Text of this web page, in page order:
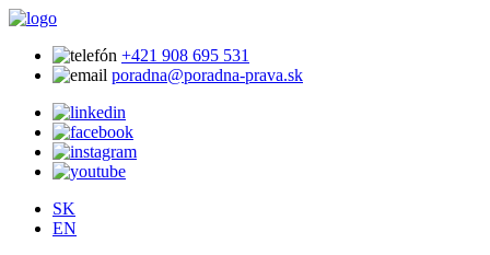
+421 908 695 531
poradna@poradna-prava.sk
SK
EN